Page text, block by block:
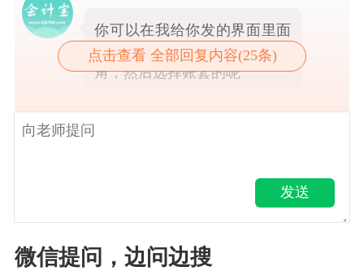
你可以在我给你发的界面里面
有一个账套 ，你可以点开三
角，然后选择账套的呢
点击查看 全部回复内容(25条)
发送
微信提问，边问边搜